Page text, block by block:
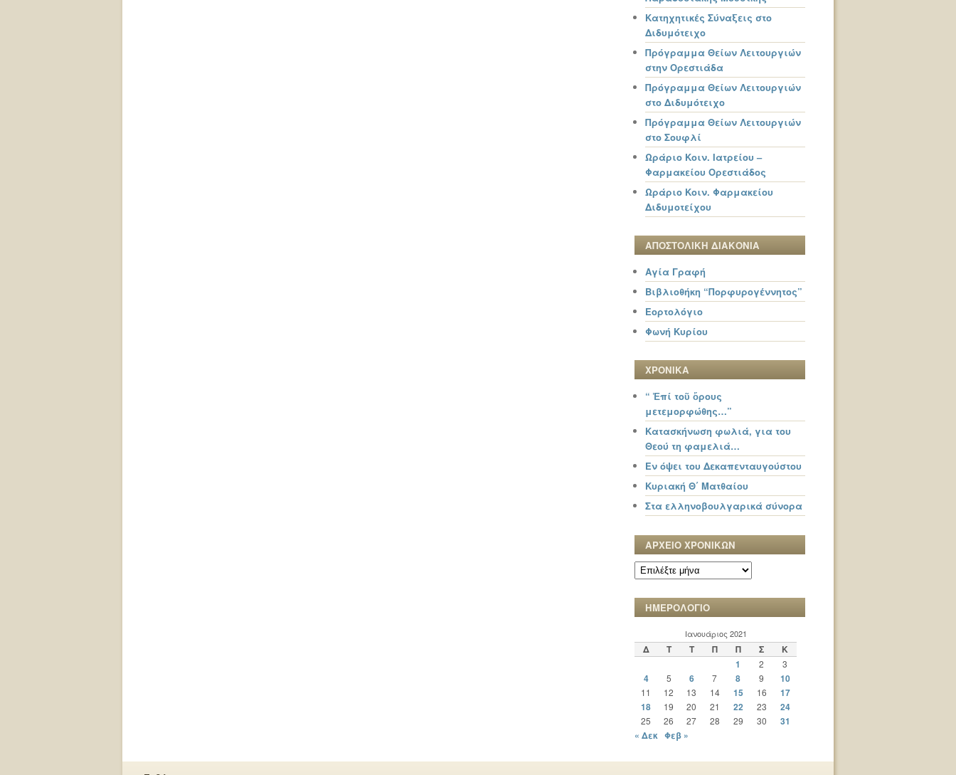
Κατηχητικές Σύναξεις στο
Διδυμότειχο
Πρόγραμμα Θείων Λειτουργιών
στην Ορεστιάδα
Πρόγραμμα Θείων Λειτουργιών
στο Διδυμότειχο
Πρόγραμμα Θείων Λειτουργιών
στο Σουφλί
Ωράριο Κοιν. Ιατρείου –
Φαρμακείου Ορεστιάδος
Ωράριο Κοιν. Φαρμακείου
Διδυμοτείχου
ΑΠΟΣΤΟΛΙΚΗ ΔΙΑΚΟΝΙΑ
Αγία Γραφή
Βιβλιοθήκη “Πορφυρογέννητος”
Εορτολόγιο
Φωνή Κυρίου
ΧΡΟΝΙΚΑ
“ Ἐπί τοῦ ὄρους
μετεμορφώθης…”
Κατασκήνωση φωλιά, για του
Θεού τη φαμελιά…
Εν όψει του Δεκαπενταυγούστου
Κυριακή Θ΄ Ματθαίου
Στα ελληνοβουλγαρικά σύνορα
ΑΡΧΕΙΟ ΧΡΟΝΙΚΩΝ
ΑΡΧΕΙΟ
ΧΡΟΝΙΚΩΝ
ΗΜΕΡΟΛΟΓΙΟ
Ιανουάριος 2021
Δ Τ Τ Π Π Σ
Κ
1
2 3
4 5 6 7 8 9 10
11 12 13 14 15 16
17
18
19 20 21 22 23 24
25 26 27 28 29 30
31
« Δεκ Φεβ »